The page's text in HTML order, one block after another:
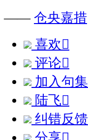
—— 仓央嘉措
喜欢
评论
加入句集
陆飞
纠错反馈